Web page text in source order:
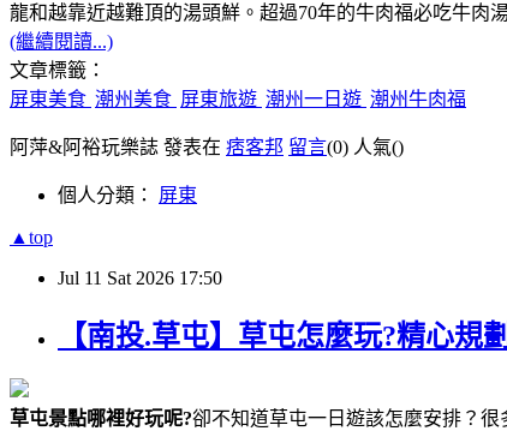
龍和越靠近越難頂的湯頭鮮。超過70年的牛肉福必吃牛肉
(繼續閱讀...)
文章標籤：
屏東美食 潮州美食 屏東旅遊 潮州一日遊 潮州牛肉福
阿萍&阿裕玩樂誌 發表在 痞客邦 留言(0) 人氣()
個人分類： 屏東
▲top
Jul 11 Sat 2026 17:50
【南投.草屯】草屯怎麼玩?精心
草屯景點哪裡好玩呢?卻不知道草屯一日遊該怎麼安排？